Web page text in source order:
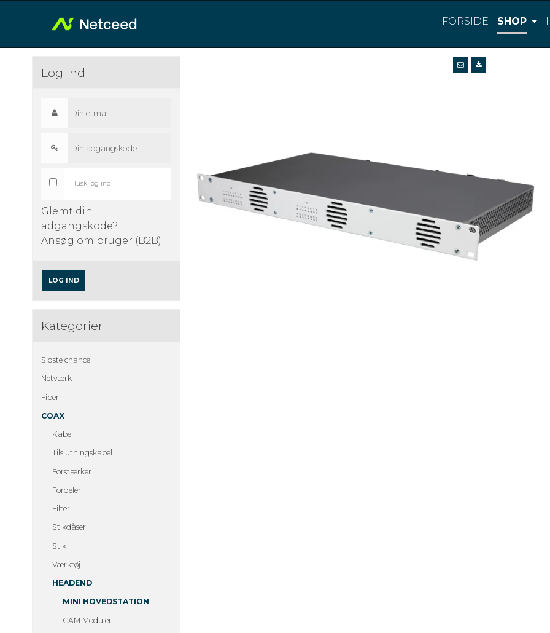
FORSIDE SHOP
Log ind
Husk log ind
Glemt din
adgangskode?
Ansøg om bruger (B2B)
LOG IND
Kategorier
Sidste chance
Netværk
Fiber
COAX
Kabel
Tilslutningskabel
Forstærker
Fordeler
Filter
Stikdåser
Stik
Værktøj
HEADEND
MINI HOVEDSTATION
CAM Moduler